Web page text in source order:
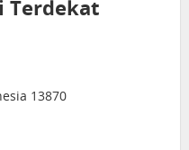
Terdekat
13870